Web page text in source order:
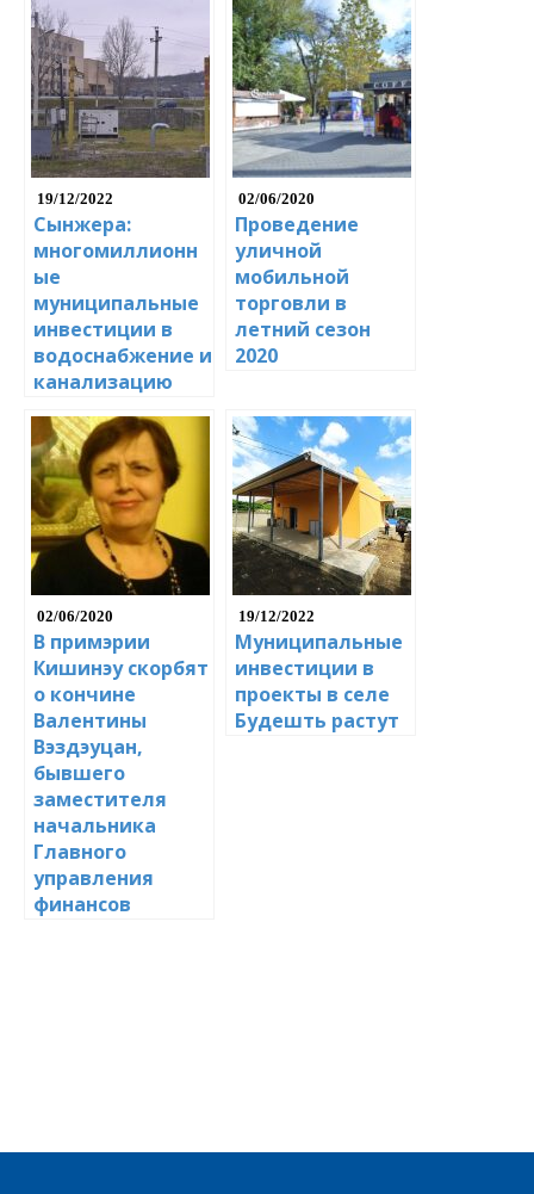
19/12/2022
Сынжера:
многомиллионн
ые
муниципальные
инвестиции в
водоснабжение и
канализацию
02/06/2020
Проведение
уличной
мобильной
торговли в
летний сезон
2020
02/06/2020
В примэрии
Кишинэу скорбят
о кончине
Валентины
Вэздэуцан,
бывшего
заместителя
начальника
Главного
управления
финансов
19/12/2022
Муниципальные
инвестиции в
проекты в селе
Будешть растут